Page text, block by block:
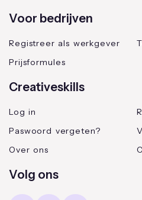
Voor bedrijven
Registreer als werkgever
Prijsformules
Creativeskills
Log in
Paswoord vergeten?
Over ons
Volg ons